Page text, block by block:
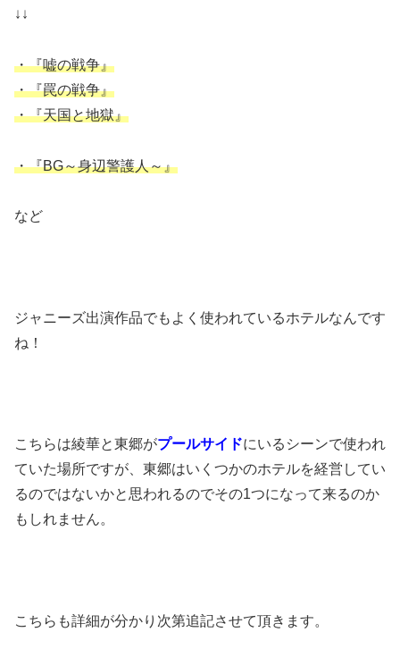
↓↓
・『嘘の戦争』
・『罠の戦争』
・『天国と地獄』
・『BG～身辺警護人～』
など
ジャニーズ出演作品でもよく使われているホテルなんです
ね！
こちらは綾華と東郷がプールサイドにいるシーンで使われ
ていた場所ですが、東郷はいくつかのホテルを経営してい
るのではないかと思われるのでその1つになって来るのか
もしれません。
こちらも詳細が分かり次第追記させて頂きます。